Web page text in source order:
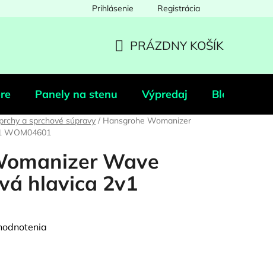
Prihlásenie Registrácia
KOŠÍK
PRÁZDNY KOŠÍK
Panely na stenu Výpredaj Blog
a sprchové súpravy / Hansgrohe Womanizer
WOM04601
Wave
hlavica 2v1